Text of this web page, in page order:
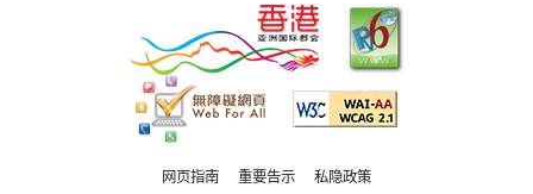
网页指南 重要告示 私隐政策